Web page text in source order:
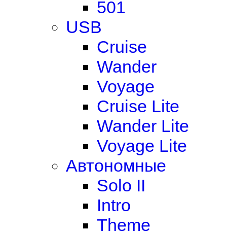
501
USB
Cruise
Wander
Voyage
Cruise Lite
Wander Lite
Voyage Lite
Автономные
Solo II
Intro
Theme